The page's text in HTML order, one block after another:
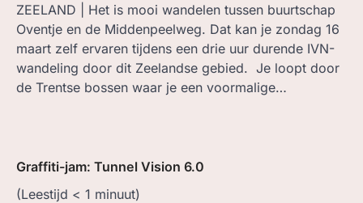
ZEELAND | Het is mooi wandelen tussen buurtschap
Oventje en de Middenpeelweg. Dat kan je zondag 16
maart zelf ervaren tijdens een drie uur durende IVN-
wandeling door dit Zeelandse gebied. Je loopt door
de Trentse bossen waar je een voormalige…
Graffiti-jam: Tunnel Vision 6.0
(Leestijd < 1 minuut)